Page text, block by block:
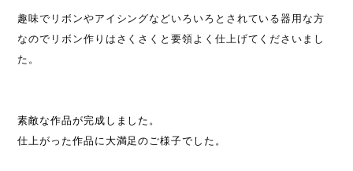
趣味でリボンやアイシングなどいろいろとされている器用な方
なのでリボン作りはさくさくと要領よく仕上げてくださいまし
た。
素敵な作品が完成しました。
仕上がった作品に大満足のご様子でした。